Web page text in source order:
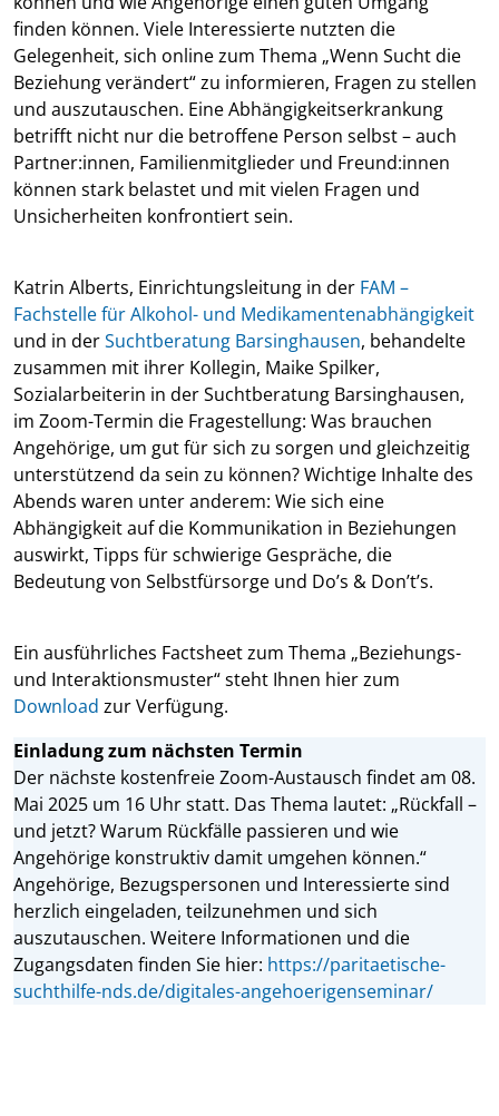
finden können. Viele Interessierte nutzten die
Gelegenheit, sich online zum Thema „Wenn Sucht die
Beziehung verändert“ zu informieren, Fragen zu stellen
und auszutauschen. Eine Abhängigkeitserkrankung
betrifft nicht nur die betroffene Person selbst – auch
Partner:innen, Familienmitglieder und Freund:innen
können stark belastet und mit vielen Fragen und
Unsicherheiten konfrontiert sein.
Katrin Alberts, Einrichtungsleitung in der FAM –
Fachstelle für Alkohol- und Medikamentenabhängigkeit
und in derSuchtberatung Barsinghausen, behandelte
zusammen mit ihrer Kollegin, Maike Spilker,
Sozialarbeiterin in der Suchtberatung Barsinghausen,
im Zoom-Termin die Fragestellung: Was brauchen
Angehörige, um gut für sich zu sorgen und gleichzeitig
unterstützend da sein zu können? Wichtige Inhalte des
Abends waren unter anderem: Wie sich eine
Abhängigkeit auf die Kommunikation in Beziehungen
auswirkt, Tipps für schwierige Gespräche, die
Bedeutung von Selbstfürsorge und Do’s & Don’t’s.
Ein ausführliches Factsheet zum Thema „Beziehungs-
und Interaktionsmuster“ steht Ihnen hier zum
Download zur Verfügung.
Einladung zum nächsten Termin
Der nächste kostenfreie Zoom-Austausch findet am 08.
Mai 2025 um 16 Uhr statt. Das Thema lautet: „Rückfall –
und jetzt? Warum Rückfälle passieren und wie
Angehörige konstruktiv damit umgehen können.“
Angehörige, Bezugspersonen und Interessierte sind
herzlich eingeladen, teilzunehmen und sich
auszutauschen. Weitere Informationen und die
Zugangsdaten finden Sie hier: https://paritaetische-
suchthilfe-nds.de/digitales-angehoerigenseminar/